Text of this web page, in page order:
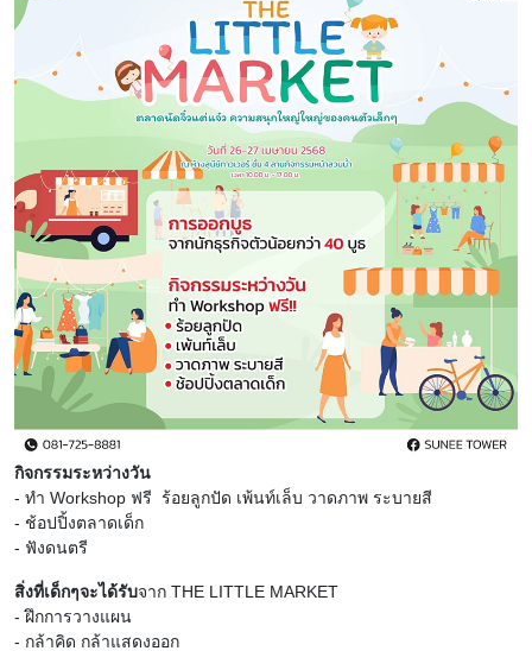
กิจกรรมระหว่างวัน
- ทำ Workshop ฟรี ร้อยลูกปัด เพ้นท์เล็บ วาดภาพ ระบายสี
- ช้อปปิ้งตลาดเด็ก
- ฟังดนตรี
สิ่งที่เด็กๆจะได้รับจาก THE LITTLE MARKET
- ฝึกการวางแผน
- กล้าคิด กล้าแสดงออก